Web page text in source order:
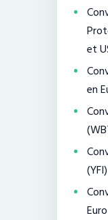
et
en